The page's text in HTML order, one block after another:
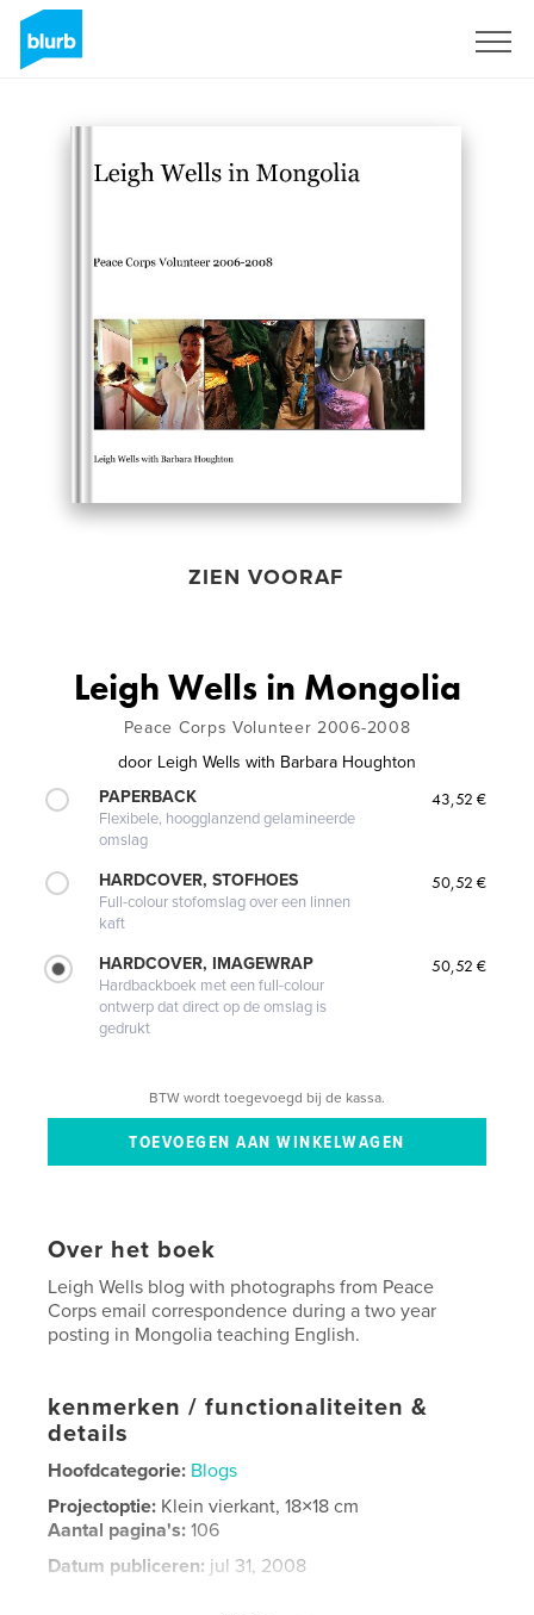
ZIEN VOORAF
Leigh Wells in Mongolia
Peace Corps Volunteer 2006-2008
door Leigh Wells with Barbara Houghton
PAPERBACK
Flexibele, hoogglanzend gelamineerde
omslag
43,52 €
HARDCOVER, STOFHOES
Full-colour stofomslag over een linnen
kaft
50,52 €
HARDCOVER, IMAGEWRAP
Hardbackboek met een full-colour
ontwerp dat direct op de omslag is
gedrukt
50,52 €
BTW wordt toegevoegd bij de kassa.
Over het boek
Leigh Wells blog with photographs from Peace
Corps email correspondence during a two year
posting in Mongolia teaching English.
kenmerken / functionaliteiten &
details
Hoofdcategorie: Blogs
Projectoptie: Klein vierkant, 18×18 cm
Aantal pagina's:106
Datum publiceren: jul 31, 2008